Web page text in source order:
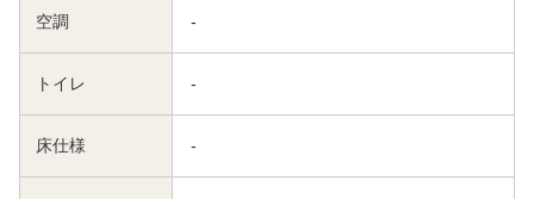
空調 -
トイレ -
床仕様 -